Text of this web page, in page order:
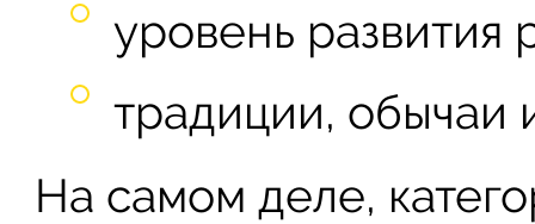
уровень развития
традиции, обычаи
На самом деле,